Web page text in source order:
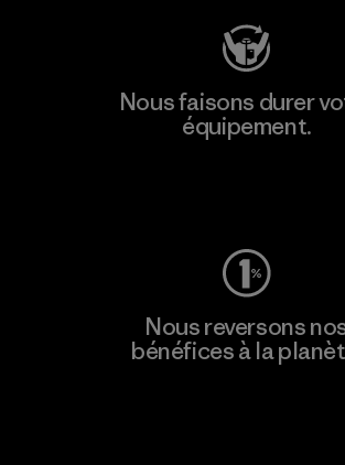
Nous faisons durer
équipement.
Nous reversons
bénéfices à la